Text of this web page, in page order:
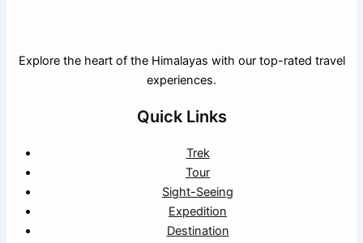
Explore the heart of the Himalayas with our top-rated travel
experiences.
Quick Links
Trek
Tour
Sight-Seeing
Expedition
Destination